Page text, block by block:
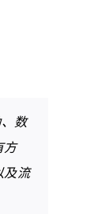
数
方
及流